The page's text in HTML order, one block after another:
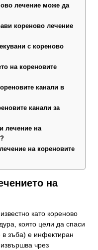
лечение може да
кореново лечение
с кореново
на кореновите
канали в
канали за
лечение на
на кореновите
на
като кореново
която цели да спаси
в зъба) е инфектиран
чрез